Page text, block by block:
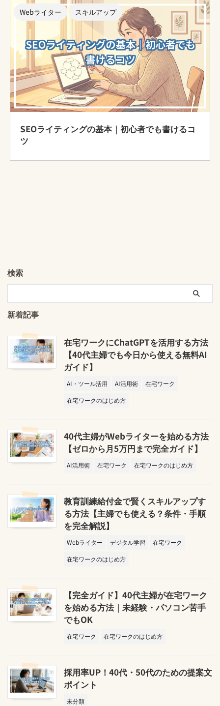
Webライター スキルアップ
SEOライティングの基本｜初心者でも書けるコ
ツ
検索
新着記事
在宅ワークにChatGPTを活用する方法
【40代主婦でも今日から使える無料AI
ガイド】
AI・ツール活用 AI活用術
在宅ワーク
在宅ワークのはじめ方
40代主婦がWebライターを始める方法
【ゼロから月5万円まで完全ガイド】
AI活用術 在宅ワーク 在宅ワークのはじめ方
教育訓練給付金で賢くスキルアップす
る方法【主婦でも使える？条件・手順
を完全解説】
Webライター デジタル学習
在宅ワーク
在宅ワークのはじめ方
【完全ガイド】40代主婦が在宅ワーク
を始める方法｜未経験・パソコン苦手
でもOK
在宅ワーク 在宅ワークのはじめ方
採用率UP！40代・50代のための提案文
ポイント
未分類